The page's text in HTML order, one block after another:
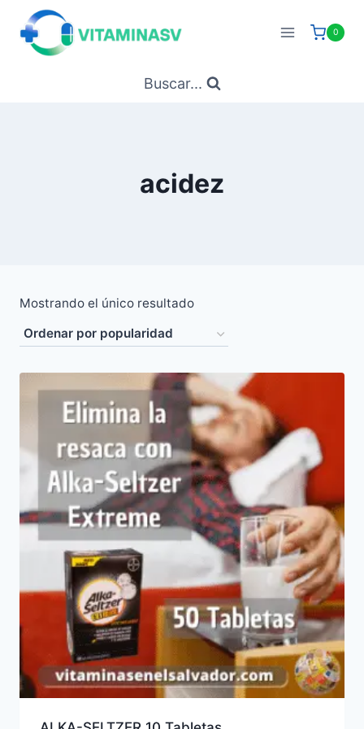
Saltar
contenido
0
Buscar...
acidez
Mostrando el único resultado